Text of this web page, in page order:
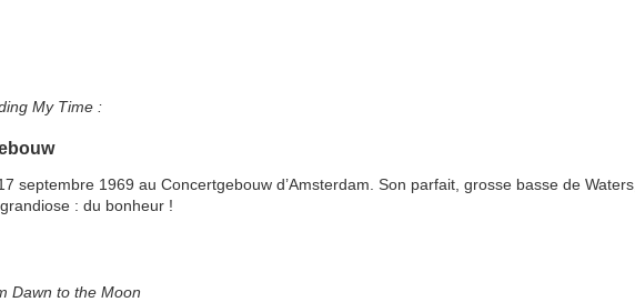
My Time :
septembre 1969 au Concertgebouw d’Amsterdam. Son parfait, grosse basse de Waters,
: du bonheur !
Dawn to the Moon